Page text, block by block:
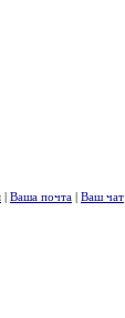
| Ваша почта | Ваш чат